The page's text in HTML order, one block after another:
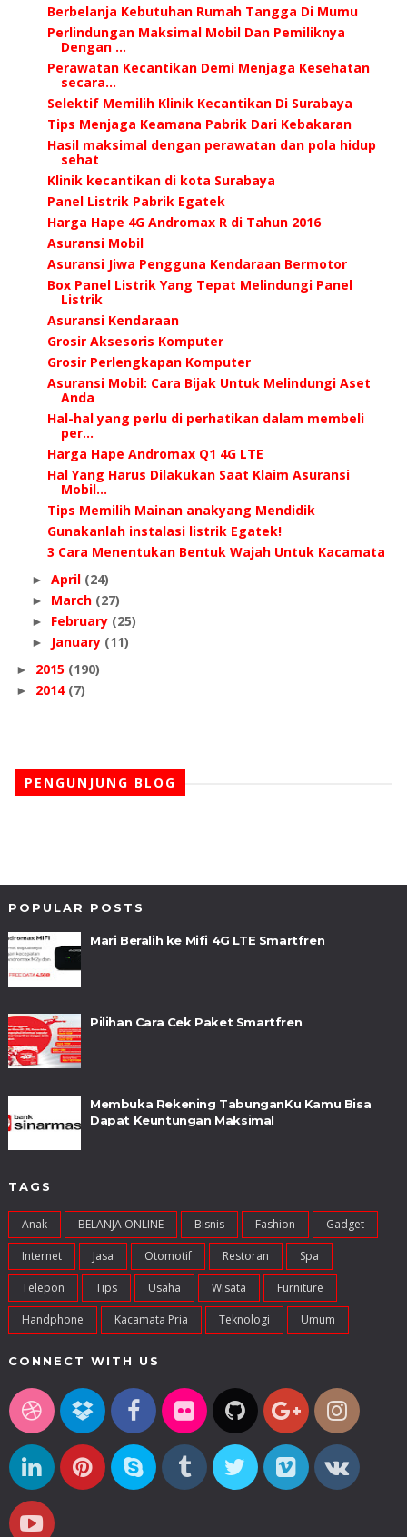
Berbelanja Kebutuhan Rumah Tangga Di Mumu
Perlindungan Maksimal Mobil Dan Pemiliknya
Dengan ...
Perawatan Kecantikan Demi Menjaga Kesehatan
secara...
Selektif Memilih Klinik Kecantikan Di Surabaya
Tips Menjaga Keamana Pabrik Dari Kebakaran
Hasil maksimal dengan perawatan dan pola hidup
sehat
Klinik kecantikan di kota Surabaya
Panel Listrik Pabrik Egatek
Harga Hape 4G Andromax R di Tahun 2016
Asuransi Mobil
Asuransi Jiwa Pengguna Kendaraan Bermotor
Box Panel Listrik Yang Tepat Melindungi Panel
Listrik
Asuransi Kendaraan
Grosir Aksesoris Komputer
Grosir Perlengkapan Komputer
Asuransi Mobil: Cara Bijak Untuk Melindungi Aset
Anda
Hal-hal yang perlu di perhatikan dalam membeli
per...
Harga Hape Andromax Q1 4G LTE
Hal Yang Harus Dilakukan Saat Klaim Asuransi
Mobil...
Tips Memilih Mainan anakyang Mendidik
Gunakanlah instalasi listrik Egatek!
3 Cara Menentukan Bentuk Wajah Untuk Kacamata
► April (24)
► March (27)
► February (25)
► January (11)
► 2015 (190)
► 2014 (7)
PENGUNJUNG BLOG
POPULAR POSTS
Mari Beralih ke Mifi 4G LTE Smartfren
Pilihan Cara Cek Paket Smartfren
Membuka Rekening TabunganKu Kamu Bisa
Dapat Keuntungan Maksimal
TAGS
Anak BELANJA ONLINE Bisnis Fashion Gadget
Internet Jasa Otomotif Restoran Spa
Telepon Tips Usaha Wisata Furniture
Handphone Kacamata Pria Teknologi Umum
CONNECT WITH US